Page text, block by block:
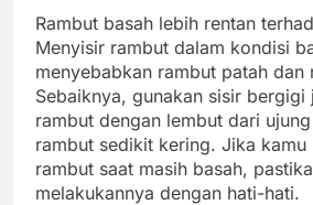
Rambut basah lebih rentan
Menyisir rambut dalam kondisi
menyebabkan rambut patah dan
Sebaiknya, gunakan sisir bergigi
rambut dengan lembut dari
rambut sedikit kering. Jika kamu
rambut saat masih basah,
melakukannya dengan hati-hati.